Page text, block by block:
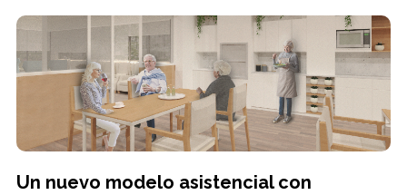
Un nuevo modelo asistencial con